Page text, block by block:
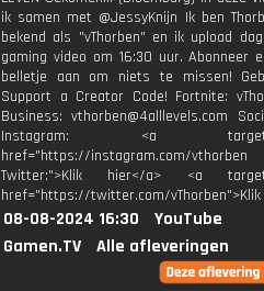
ik samen met @JessyKnijn Ik ben
bekend als "vThorben" en ik upload
gaming video om 16:30 uur. Abonneer
belletje aan om niets te missen!
Support a Creator Code! Fortnite:
Business: vthorben@4alllevels.com
Instagram: <a
href="https://instagram.com/vthorben
Twitter:">Klik hier</a> <a
href="https://twitter.com/
08-08-2024 16:30
YouTube
Gamen.TV
Alle afleveringen